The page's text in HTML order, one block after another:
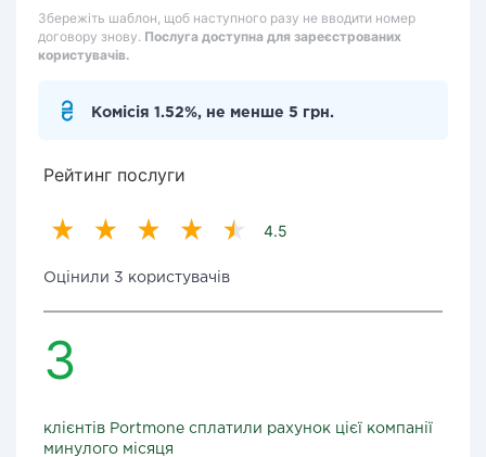
Збережіть шаблон, щоб наступного разу не вводити номер
договору знову. Послуга доступна для зареєстрованих
користувачів.
Комісія 1.52%, не менше 5 грн.
Рейтинг послуги
4.5
Оцінили 3 користувачів
3
клієнтів Portmone сплатили рахунок цієї компанії
минулого місяця